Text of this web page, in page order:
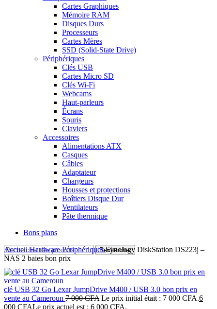
Cartes Graphiques
Mémoire RAM
Disques Durs
Processeurs
Cartes Mères
SSD (Solid-State Drive)
Périphériques
Clés USB
Cartes Micro SD
Clés Wi-Fi
Webcams
Haut-parleurs
Écrans
Souris
Claviers
Accessoires
Alimentations ATX
Casques
Câbles
Adaptateur
Chargeurs
Housses et protections
Boîtiers Disque Dur
Ventilateurs
Pâte thermique
Bons plans
Rechercher
AccueilHardwarePériphériquesSynology DiskStation DS223j –
NAS 2 baies bon prix
clé USB 32 Go Lexar JumpDrive M400 / USB 3.0 bon prix en
vente au Cameroun 7 000CFA Le prix initial était : 7 000 CFA.6
000 CFALe prix actuel est : 6 000 CFA.